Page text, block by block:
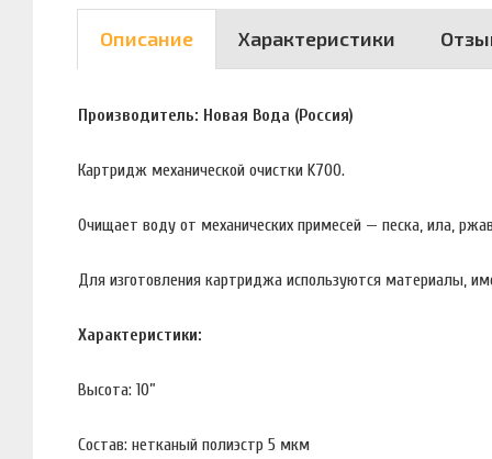
Описание Характеристики
Производитель: Новая Вода (Россия)
Картридж механической очистки K700.
Очищает воду от механических примесей — песка, ила,
Для изготовления картриджа используются материалы,
Характеристики:
Высота: 10”
Состав: нетканый полиэстр 5 мкм